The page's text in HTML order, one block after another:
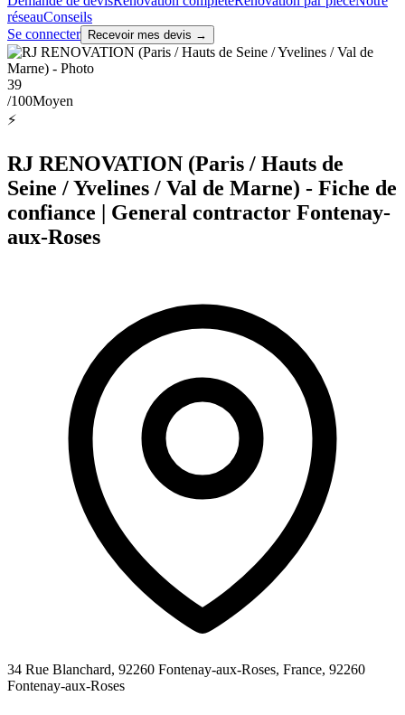
réseauConseils
Se connecter
Recevoir mes devis →
39
/100Moyen
⚡
RJ RENOVATION (Paris / Hauts de
Seine / Yvelines / Val de Marne) - Fiche de
confiance | General contractor Fontenay-
aux-Roses
34 Rue Blanchard, 92260 Fontenay-aux-Roses, France, 92260
Fontenay-aux-Roses